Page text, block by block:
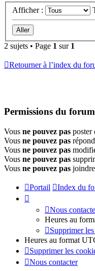
Afficher :
2 sujets • Page 1 sur 1
Retourner à l’index du
Permissions du forum
Vous ne pouvez pas poster
Vous ne pouvez pas
Vous ne pouvez pas
Vous ne pouvez pas
Vous ne pouvez pas
Portail Index du
Nous
Heures au
Supprimer
Heures au format
Supprimer les
Nous contacter